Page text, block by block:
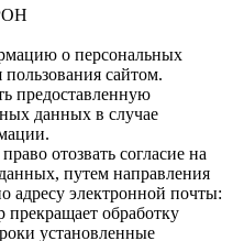
о персональных
сайтом.
предоставленную
данных в случае
отозвать согласие на
путем направления
адресу электронной почты:
прекращает обработку
установленные